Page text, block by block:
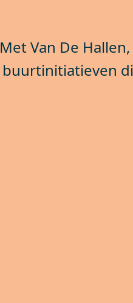
Met Van De
buurtinitiatieven